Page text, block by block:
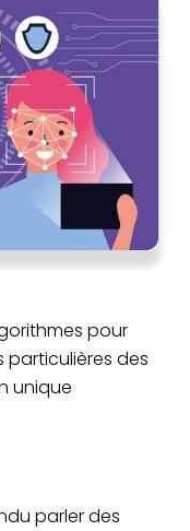
pour
des
unique
parler des